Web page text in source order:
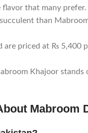
that many prefer.
than
are priced at ₨ 5,400
Khajoor
Mabroom